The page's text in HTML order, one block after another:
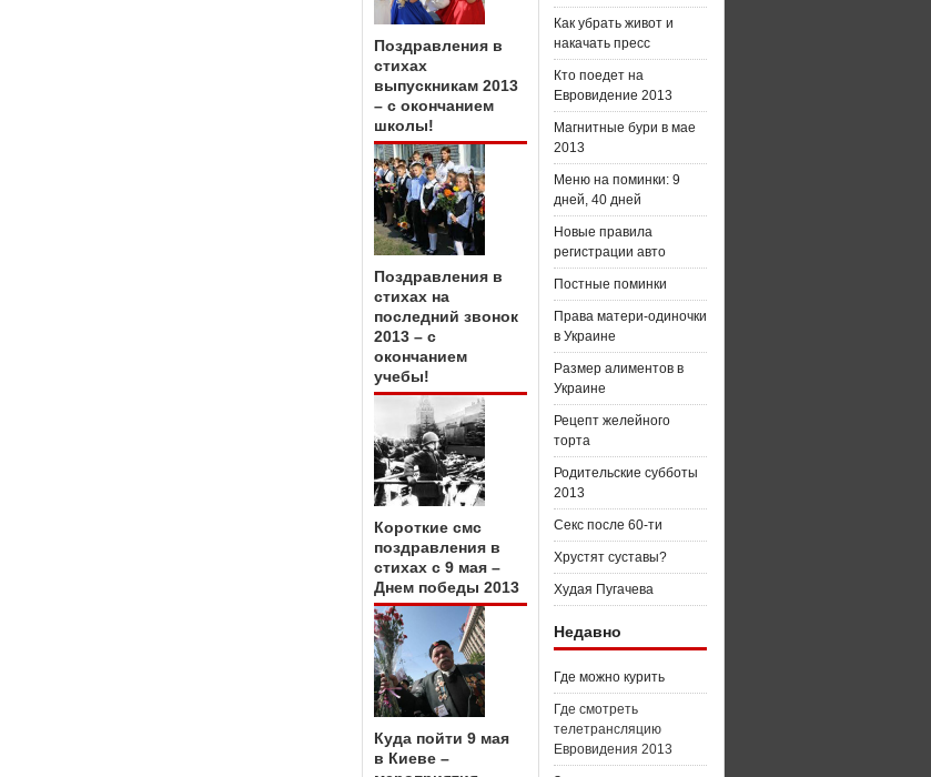
Поздравления в
стихах
выпускникам 2013
– с окончанием
школы!
Поздравления в
стихах на
последний звонок
2013 – с
окончанием
учебы!
Короткие смс
поздравления в
стихах с 9 мая –
Днем победы 2013
Куда пойти 9 мая
в Киеве –
Как убрать живот и
накачать пресс
Кто поедет на
Евровидение 2013
Магнитные бури в мае
2013
Меню на поминки: 9
дней, 40 дней
Новые правила
регистрации авто
Постные поминки
Права матери-одиночки
в Украине
Размер алиментов в
Украине
Рецепт желейного
торта
Родительские субботы
2013
Секс после 60-ти
Хрустят суставы?
Худая Пугачева
Недавно
Где можно курить
Где смотреть
телетрансляцию
Евровидения 2013